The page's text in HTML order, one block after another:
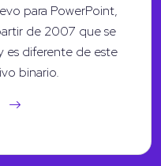
para PowerPoint,
de 2007 que se
es diferente de este
binario.